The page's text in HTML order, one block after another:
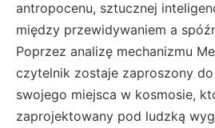
antropocenu, sztucznej
między przewidywaniem a
Poprzez analizę mechanizmu
czytelnik zostaje zaproszony
swojego miejsca w kosmosie,
zaprojektowany pod ludzką